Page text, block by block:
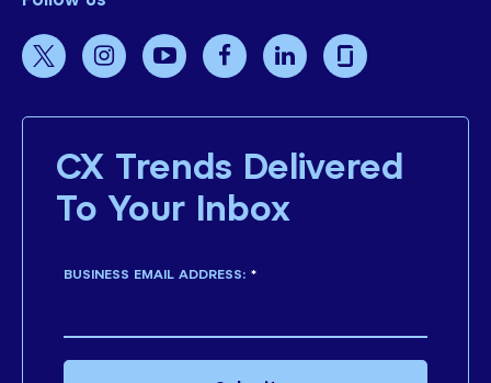
CX Trends Delivered
To Your Inbox
*
BUSINESS EMAIL ADDRESS: